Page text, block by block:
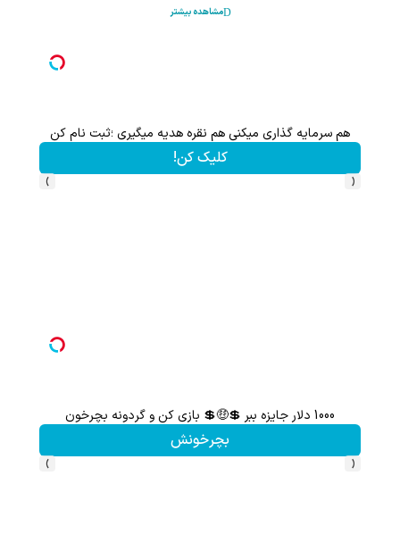
مشاهده بیشتر
هم سرمایه گذاری میکنی هم نقره هدیه میگیری ؛ثبت نام کن
کلیک کن!
‹
›
1000 دلار جایزه ببر 💲🤑💲 بازی کن و گردونه بچرخون
بچرخونش
‹
›